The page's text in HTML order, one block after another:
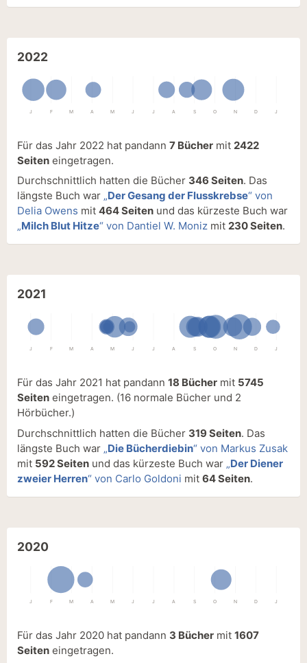
2022
J F M A M J J A S O N D J
Für das Jahr 2022 hat pandann 7 Bücher mit 2422
Seiten eingetragen.
Durchschnittlich hatten die Bücher 346 Seiten. Das
längste Buch war „Der Gesang der Flusskrebse“ von
Delia Owens mit 464 Seiten und das kürzeste Buch war
„Milch Blut Hitze“ von Dantiel W. Moniz mit 230 Seiten.
2021
J F M A M J J A S O N D J
Für das Jahr 2021 hat pandann 18 Bücher mit 5745
Seiten eingetragen. (16 normale Bücher und 2
Hörbücher.)
Durchschnittlich hatten die Bücher 319 Seiten. Das
längste Buch war „Die Bücherdiebin“ von Markus Zusak
mit 592 Seiten und das kürzeste Buch war „Der Diener
zweier Herren“ von Carlo Goldoni mit 64 Seiten.
2020
J F M A M J J A S O N D J
Für das Jahr 2020 hat pandann 3 Bücher mit 1607
Seiten eingetragen.